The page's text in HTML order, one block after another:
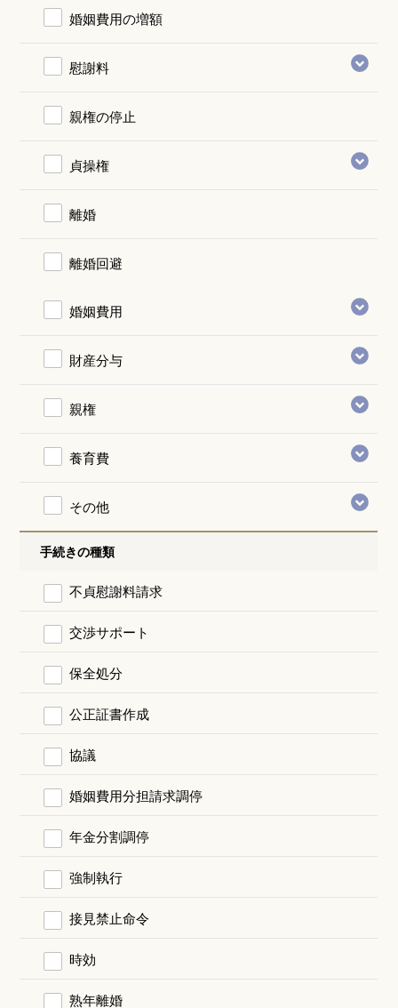
婚姻費用の増額
慰謝料
親権の停止
貞操権
離婚
離婚回避
婚姻費用
財産分与
親権
養育費
その他
手続きの種類
不貞慰謝料請求
交渉サポート
保全処分
公正証書作成
協議
婚姻費用分担請求調停
年金分割調停
強制執行
接見禁止命令
時効
熟年離婚